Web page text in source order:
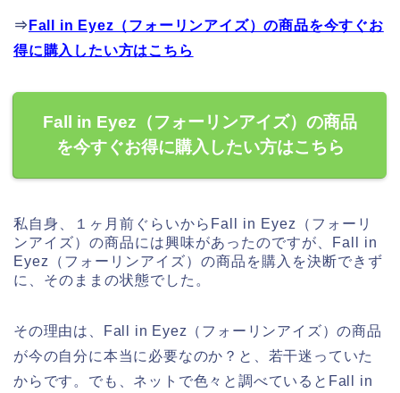
⇒ Fall in Eyez（フォーリンアイズ）の商品を今すぐお
得に購入したい方はこちら
Fall in Eyez（フォーリンアイズ）の商品
を今すぐお得に購入したい方はこちら
私自身、１ヶ月前ぐらいからFall in Eyez（フォーリ
ンアイズ）の商品には興味があったのですが、Fall in
Eyez（フォーリンアイズ）の商品を購入を決断できず
に、そのままの状態でした。
その理由は、Fall in Eyez（フォーリンアイズ）の商品
が今の自分に本当に必要なのか？と、若干迷っていた
からです。でも、ネットで色々と調べているとFall in